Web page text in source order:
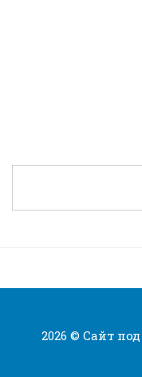
2026 © Сайт